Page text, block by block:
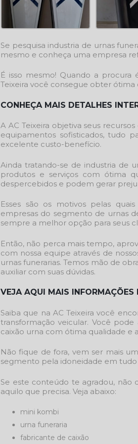
Se pesquisa industria de urnas
mesmo e conheça uma empresa
É isso mesmo! Quando a procura
Teixeira você consegue obter
CONHEÇA MAIS DETALHES
A AC Teixeira objetiva seus
equipamentos sofisticados, tudo
excelente custo-benefício.
Ainda tratando-se de industria de
produtos e serviços com ótima
despercebidos e podem gerar
Esses são os motivos pelas
empresas do segmento de urnas
sempre a melhor opção para seus
Então, não perca mais tempo,
com nossa equipe através de
urnas funerarias. Temos mão de
auxiliar com suas dúvidas.
VEJA AQUI MAIS INFORMAÇÕES
Saiba que na AC Teixeira você
transformação veicular. Você
caixão urna com ótima qualidade e
Não fique de fora, vem ser mais
segmento pela idoneidade em
Se este conteúdo te agradou, não
aquilo que precisa. Veja abaixo:
mini kombi
urna funeraria
fabricante de caixão